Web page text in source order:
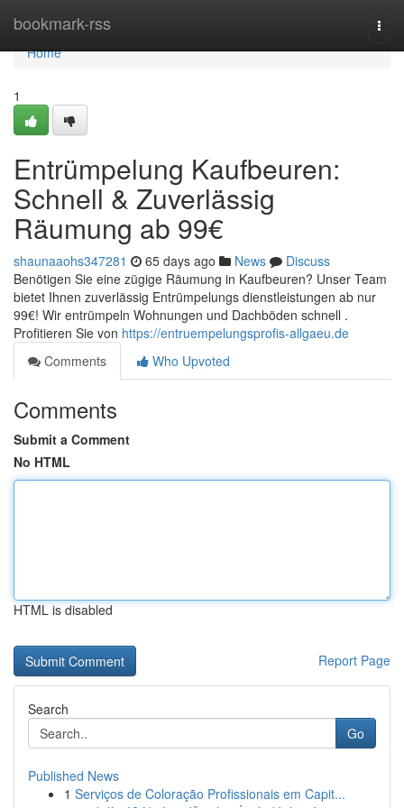
bookmark-rss
Home
Home
1
Entrümpelung Kaufbeuren:
Schnell & Zuverlässig
Räumung ab 99€
shaunaaohs347281 65 days ago News
Discuss
Benötigen Sie eine zügige Räumung in Kaufbeuren? Unser Team
bietet Ihnen zuverlässig Entrümpelungs dienstleistungen ab nur
99€! Wir entrümpeln Wohnungen und Dachböden schnell .
Profitieren Sie von https://entruempelungsprofis-allgaeu.de
Comments
Who Upvoted
Comments
Submit a Comment
No HTML
HTML is disabled
Report Page
Search
Go
Published News
1 Serviços de Coloração Profissionais em Capit...